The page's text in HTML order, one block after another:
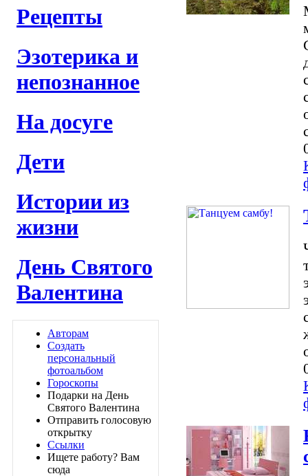
Рецепты
Эзотерика и
непознанное
На досуге
Дети
Истории из
жизни
День Святого
Валентина
Авторам
Создать
персональный
фотоальбом
Гороскопы
Подарки на День
Святого Валентина
Отправить голосовую
открытку
Ссылки
Ищете работу? Вам
сюда